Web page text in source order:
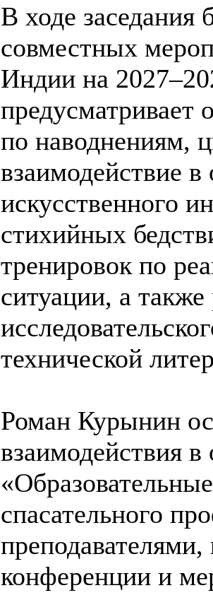
В ходе
совместных
Индии на
по наводнениям,
взаимодействие в
искусственного
стихийных
тренировок по
ситуации, а
технической
Роман Курынин
взаимодействия в
спасательного
конференции и